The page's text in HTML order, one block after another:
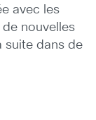
avec les
nouvelles
suite dans de